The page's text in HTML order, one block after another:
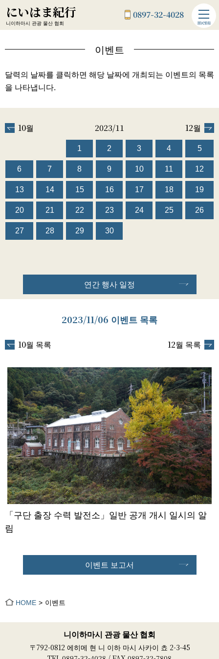
にいはま紀行
니이하마시 관광 물산 협회
0897-32-4028
menu
이벤트
달력의 날짜를 클릭하면 해당 날짜에 개최되는 이벤트의 목록
을 나타냅니다.
10월 2023/11 12월
1 2 3 4 5
6 7 8 9 10 11 12
13 14 15 16 17 18 19
20 21 22 23 24 25 26
27 28 29 30
연간 행사 일정
2023/11/06 이벤트 목록
10월 목록 12월 목록
「구단 출장 수력 발전소」일반 공개 개시 일시의 알
림
이벤트 보고서
HOME 이벤트
니이하마시 관광 물산 협회
〒792-0812 에히메 현 니 이하 마시 사카이 쵸 2-3-45